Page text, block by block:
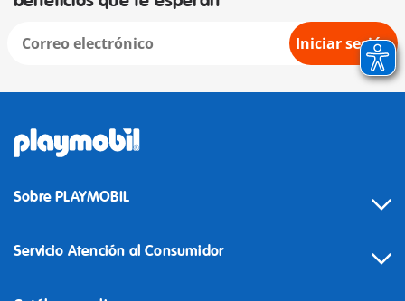
Iniciar sesión
Sobre PLAYMOBIL
Servicio Atención al Consumidor